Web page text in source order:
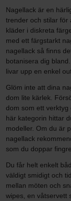
Nagellack är en
trender och stilar för
kläder i diskreta
med ett färgstarkt
nagellack så finns
botanisera dig
livar upp en enkel
Glöm inte att dina
dom lite kärlek.
dom som ett
här kategorin hittar
modeller. Om du är
nagellack
som du doppar
Du får helt enkelt
väldigt smidigt och
mellan möten och
wipes, en våtservett